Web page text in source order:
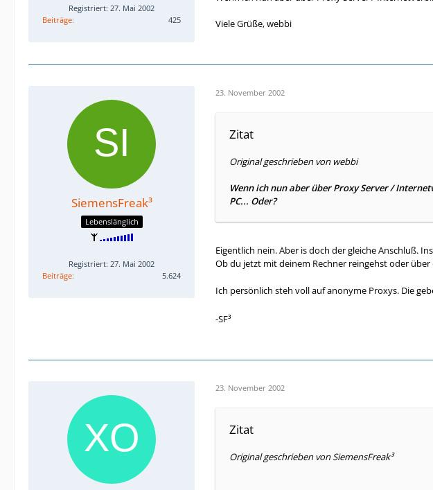
Registriert: 27. Mai 2002
Beiträge
425 Viele Grüße, webbi
SiemensFreak³
Lebenslänglich
Registriert: 27. Mai 2002
Beiträge
5.624
23. November 2002
Zitat
Original geschrieben von webbi
Wenn ich nun aber über Proxy Server /
PC... Oder?
Eigentlich nein. Aber is doch der gleiche Anschluß.
Ob du jetzt mit deinem Rechner reingehst oder
Ich persönlich steh voll auf anonyme Proxys. Die
-SF³
23. November 2002
Zitat
Original geschrieben von SiemensFreak³